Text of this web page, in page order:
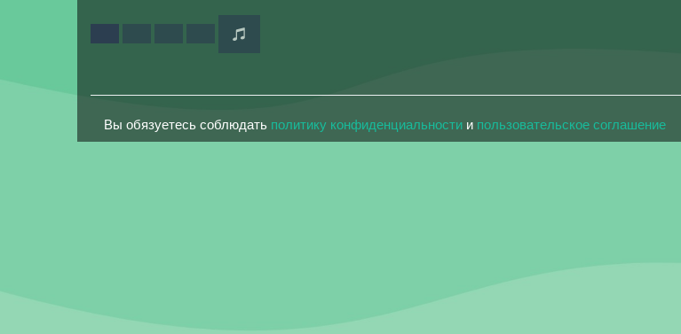
Вы обязуетесь соблюдать политику конфиденциальности и пользовательское соглашение